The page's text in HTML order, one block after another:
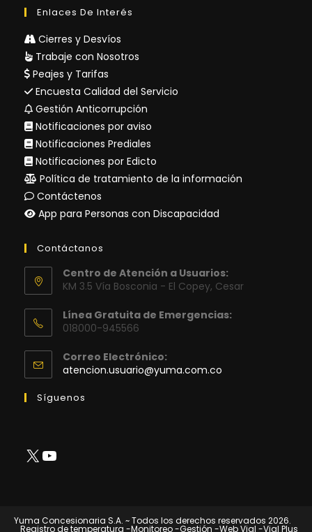
Enlaces De Interés
Cierres y Desvíos
Trabaje con Nosotros
Peajes y Tarifas
Encuesta Calidad del Servicio
Gestión Anticorrupción
Notificaciones por aviso
Notificaciones Prediales
Notificaciones por Edicto
Política de tratamiento de la información
Contáctenos
App para Personas con Discapacidad
Contáctanos
Centro de Atención a Usuarios:
KM 3.5 Vía Bosconia - El Copey, Cesar
Línea Gratuita de Emergencias:
018000-945566
Correo Electrónico:
atencion.usuario@yuma.com.co
Síguenos
X YouTube
Yuma Concesionaria S.A. ~ Todos los derechos reservados 2026.
Registro de temperatura -Monitoreo-Gestión -Web Vial -Vial Plus